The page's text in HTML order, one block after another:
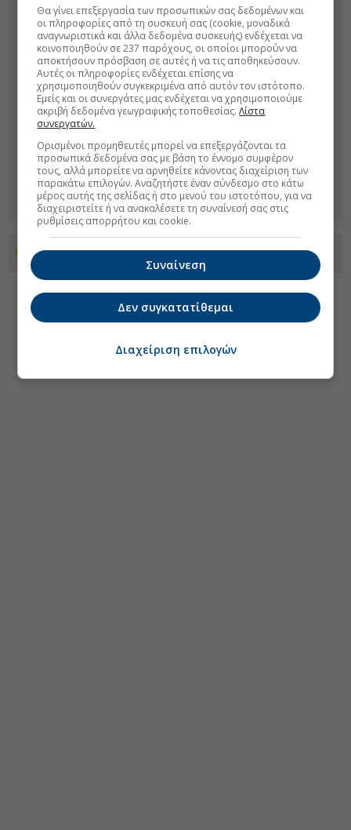
Προσθέστε το euro2day.gr στο Discover
Θα γίνει επεξεργασία των προσωπικών σας δεδομένων και
οι πληροφορίες από τη συσκευή σας (cookie, μοναδικά
αναγνωριστικά και άλλα δεδομένα συσκευής) ενδέχεται να
κοινοποιηθούν σε 237 παρόχους, οι οποίοι μπορούν να
αποκτήσουν πρόσβαση σε αυτές ή να τις αποθηκεύσουν.
Αυτές οι πληροφορίες ενδέχεται επίσης να
χρησιμοποιηθούν συγκεκριμένα από αυτόν τον ιστότοπο.
Εμείς και οι συνεργάτες μας ενδέχεται να χρησιμοποιούμε
ακριβή δεδομένα γεωγραφικής τοποθεσίας.Λίστα
συνεργατών.
Ορισμένοι προμηθευτές μπορεί να επεξεργάζονται τα
προσωπικά δεδομένα σας με βάση το έννομο συμφέρον
τους, αλλά μπορείτε να αρνηθείτε κάνοντας διαχείριση των
παρακάτω επιλογών. Αναζητήστε έναν σύνδεσμο στο κάτω
μέρος αυτής της σελίδας ή στο μενού του ιστοτόπου, για να
διαχειριστείτε ή να ανακαλέσετε τη συναίνεσή σας στις
ρυθμίσεις απορρήτου και cookie.
Συναίνεση
Δεν συγκατατίθεμαι
Διαχείριση επιλογών